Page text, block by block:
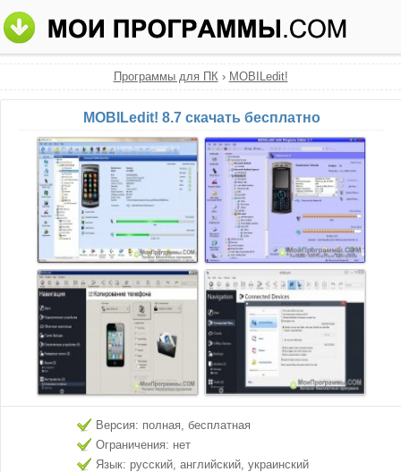
Программы для ПК› MOBILedit!
MOBILedit! 8.7 скачать бесплатно
Версия: полная, бесплатная
Ограничения: нет
Язык: русский, английский, украинский